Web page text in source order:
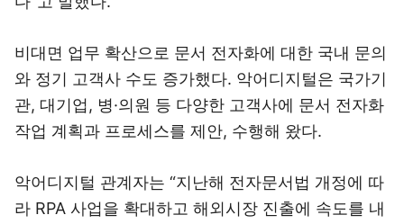
비대면 업무 확산으로 문서 전자화에 대한 국내 문의
와 정기 고객사 수도 증가했다. 악어디지털은 국가기
관, 대기업, 병·의원 등 다양한 고객사에 문서 전자화
작업 계획과 프로세스를 제안, 수행해 왔다.
악어디지털 관계자는 “지난해 전자문서법 개정에 따
라 RPA 사업을 확대하고 해외시장 진출에 속도를 내